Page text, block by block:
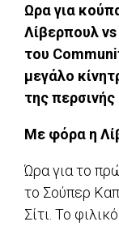
Ωρα για
Λίβερπουλ
του
μεγάλο
της
Με φόρα η
Ώρα για τo
το Σούπερ
Σίτι. Το